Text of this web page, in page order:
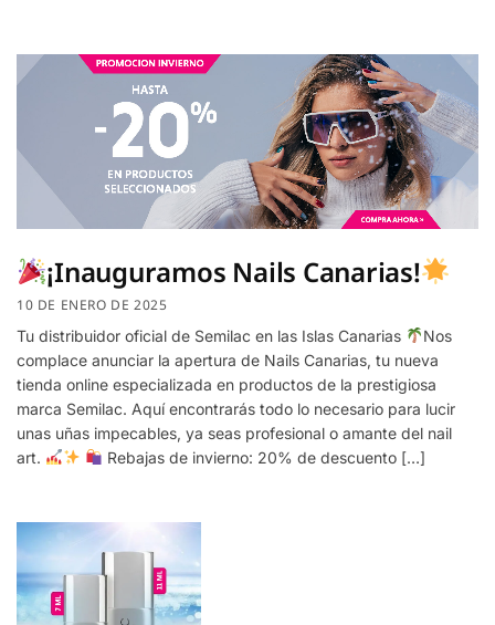
¡Inauguramos Nails Canarias!
10 DE ENERO DE 2025
Tu distribuidor oficial de Semilac en las Islas Canarias
Nos
complace anunciar la apertura de Nails Canarias, tu nueva
tienda online especializada en productos de la prestigiosa
marca Semilac. Aquí encontrarás todo lo necesario para lucir
unas uñas impecables, ya seas profesional o amante del nail
art.
Rebajas de invierno: 20% de descuento […]